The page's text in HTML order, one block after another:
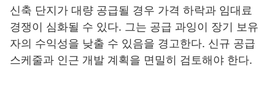
신축 단지가 대량 공급될 경우 가격 하락과 임대료
경쟁이 심화될 수 있다. 그는 공급 과잉이 장기 보유
자의 수익성을 낮출 수 있음을 경고한다. 신규 공급
스케줄과 인근 개발 계획을 면밀히 검토해야 한다.